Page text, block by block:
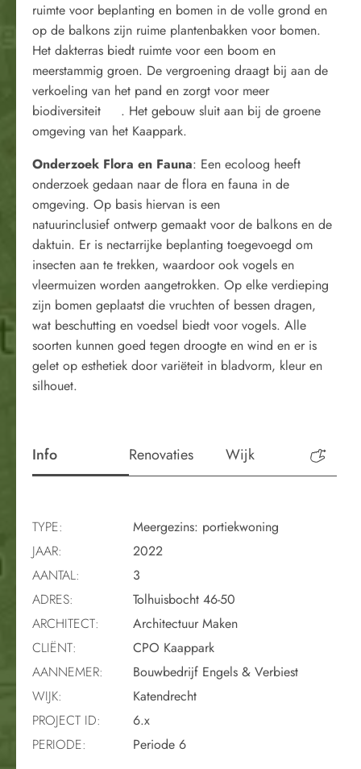
ruimte voor beplanting en bomen in de volle grond en
op de balkons zijn ruime plantenbakken voor bomen.
Het dakterras biedt ruimte voor een boom en
meerstammig groen. De vergroening draagt bij aan de
verkoeling van het pand en zorgt voor meer
biodiversiteit . Het gebouw sluit aan bij de groene
omgeving van het Kaappark.
Onderzoek Flora en Fauna: Een ecoloog heeft
onderzoek gedaan naar de flora en fauna in de
omgeving. Op basis hiervan is een
natuurinclusief ontwerp gemaakt voor de balkons en de
daktuin. Er is nectarrijke beplanting toegevoegd om
insecten aan te trekken, waardoor ook vogels en
vleermuizen worden aangetrokken. Op elke verdieping
zijn bomen geplaatst die vruchten of bessen dragen,
wat beschutting en voedsel biedt voor vogels. Alle
soorten kunnen goed tegen droogte en wind en er is
gelet op esthetiek door variëteit in bladvorm, kleur en
silhouet.
Info Renovaties Wijk
TYPE:
Meergezins: portiekwoning
JAAR:
2022
AANTAL:
3
ADRES:
Tolhuisbocht 46-50
ARCHITECT:
Architectuur Maken
CLIËNT:
CPO Kaappark
AANNEMER:
Bouwbedrijf Engels & Verbiest
WIJK:
Katendrecht
PROJECT ID:
6.x
PERIODE:
Periode 6